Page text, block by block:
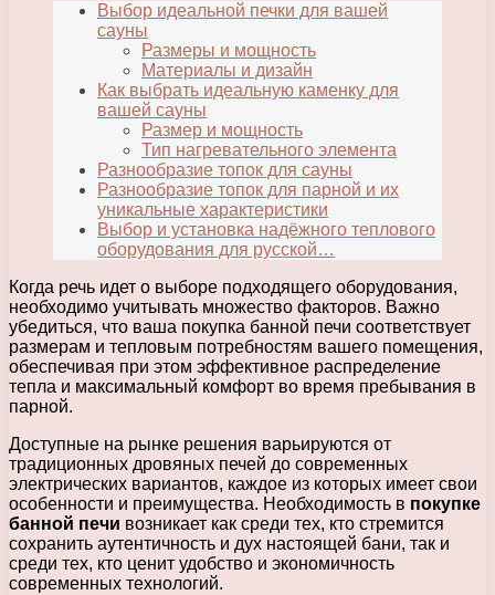
Выбор идеальной печки для вашей
сауны
Размеры и мощность
Материалы и дизайн
Как выбрать идеальную каменку для
вашей сауны
Размер и мощность
Тип нагревательного элемента
Разнообразие топок для сауны
Разнообразие топок для парной и их
уникальные характеристики
Выбор и установка надёжного теплового
оборудования для русской…
Когда речь идет о выборе подходящего оборудования,
необходимо учитывать множество факторов. Важно
убедиться, что ваша покупка банной печи соответствует
размерам и тепловым потребностям вашего помещения,
обеспечивая при этом эффективное распределение
тепла и максимальный комфорт во время пребывания в
парной.
Доступные на рынке решения варьируются от
традиционных дровяных печей до современных
электрических вариантов, каждое из которых имеет свои
особенности и преимущества. Необходимость в покупке
банной печи возникает как среди тех, кто стремится
сохранить аутентичность и дух настоящей бани, так и
среди тех, кто ценит удобство и экономичность
современных технологий.